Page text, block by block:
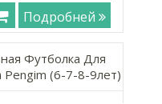
Подробней
Футболка Для
Pengim (6-7-8-9лет)